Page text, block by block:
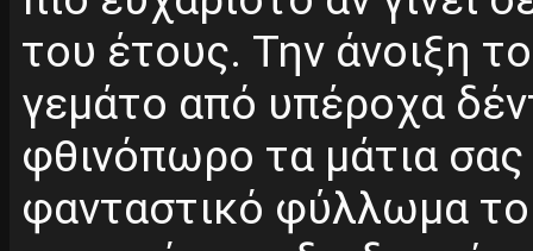
του έτους. Την άνοιξη
γεμάτο από υπέροχα
φθινόπωρο τα μάτια
φανταστικό φύλλωμα